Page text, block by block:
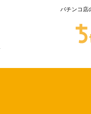
パチンコ店